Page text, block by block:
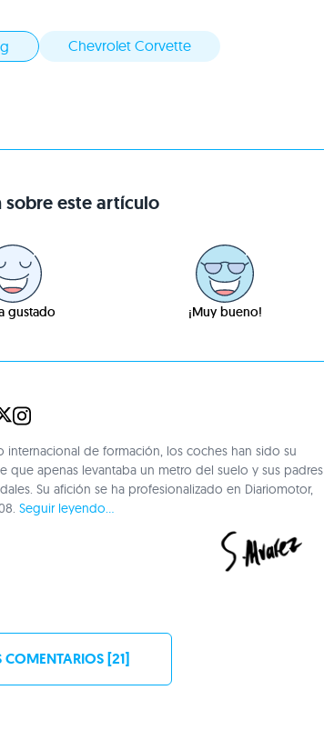
Chevrolet Corvette
sobre este artículo
gustado ¡Muy bueno!
de formación, los coches han sido su
que apenas levantaba un metro del suelo y sus padres
Su afición se ha profesionalizado en Diariomotor,
Seguir leyendo...
COMENTARIOS [21]